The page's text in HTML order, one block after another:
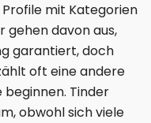
mit Kategorien
gehen davon aus,
garantiert, doch
oft eine andere
Tinder
obwohl sich viele